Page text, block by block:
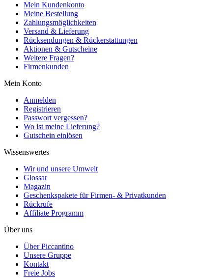
Mein Kundenkonto
Meine Bestellung
Zahlungsmöglichkeiten
Versand & Lieferung
Rücksendungen & Rückerstattungen
Aktionen & Gutscheine
Weitere Fragen?
Firmenkunden
Mein Konto
Anmelden
Registrieren
Passwort vergessen?
Wo ist meine Lieferung?
Gutschein einlösen
Wissenswertes
Wir und unsere Umwelt
Glossar
Magazin
Geschenkspakete für Firmen- & Privatkunden
Rückrufe
Affiliate Programm
Über uns
Über Piccantino
Unsere Gruppe
Kontakt
Freie Jobs